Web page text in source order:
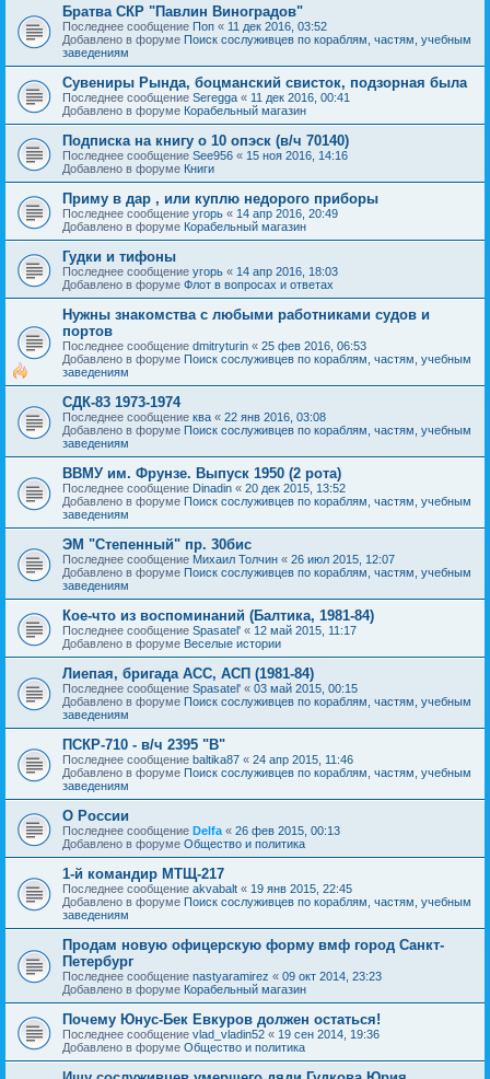
Братва СКР "Павлин Виноградов"
Последнее сообщение Поп « 11 дек 2016, 03:52
Добавлено в форуме Поиск сослуживцев по кораблям, частям, учебным
заведениям
Сувениры Рында, боцманский свисток, подзорная была
Последнее сообщение Seregga « 11 дек 2016, 00:41
Добавлено в форуме Корабельный магазин
Подписка на книгу о 10 опэск (в/ч 70140)
Последнее сообщение See956 « 15 ноя 2016, 14:16
Добавлено в форуме Книги
Приму в дар , или куплю недорого приборы
Последнее сообщение угорь « 14 апр 2016, 20:49
Добавлено в форуме Корабельный магазин
Гудки и тифоны
Последнее сообщение угорь « 14 апр 2016, 18:03
Добавлено в форуме Флот в вопросах и ответах
Нужны знакомства с любыми работниками судов и
портов
Последнее сообщение dmitryturin « 25 фев 2016, 06:53
Добавлено в форуме Поиск сослуживцев по кораблям, частям, учебным
заведениям
СДК-83 1973-1974
Последнее сообщение ква « 22 янв 2016, 03:08
Добавлено в форуме Поиск сослуживцев по кораблям, частям, учебным
заведениям
ВВМУ им. Фрунзе. Выпуск 1950 (2 рота)
Последнее сообщение Dinadin « 20 дек 2015, 13:52
Добавлено в форуме Поиск сослуживцев по кораблям, частям, учебным
заведениям
ЭМ "Степенный" пр. 30бис
Последнее сообщение Михаил Толчин « 26 июл 2015, 12:07
Добавлено в форуме Поиск сослуживцев по кораблям, частям, учебным
заведениям
Кое-что из воспоминаний (Балтика, 1981-84)
Последнее сообщение Spasatel' « 12 май 2015, 11:17
Добавлено в форуме Веселые истории
Лиепая, бригада АСС, АСП (1981-84)
Последнее сообщение Spasatel' « 03 май 2015, 00:15
Добавлено в форуме Поиск сослуживцев по кораблям, частям, учебным
заведениям
ПСКР-710 - в/ч 2395 "В"
Последнее сообщение baltika87 « 24 апр 2015, 11:46
Добавлено в форуме Поиск сослуживцев по кораблям, частям, учебным
заведениям
О России
Последнее сообщение Delfa « 26 фев 2015, 00:13
Добавлено в форуме Общество и политика
1-й командир МТЩ-217
Последнее сообщение akvabalt « 19 янв 2015, 22:45
Добавлено в форуме Поиск сослуживцев по кораблям, частям, учебным
заведениям
Продам новую офицерскую форму вмф город Санкт-
Петербург
Последнее сообщение nastyaramirez « 09 окт 2014, 23:23
Добавлено в форуме Корабельный магазин
Почему Юнус-Бек Евкуров должен остаться!
Последнее сообщение vlad_vladin52 « 19 сен 2014, 19:36
Добавлено в форуме Общество и политика